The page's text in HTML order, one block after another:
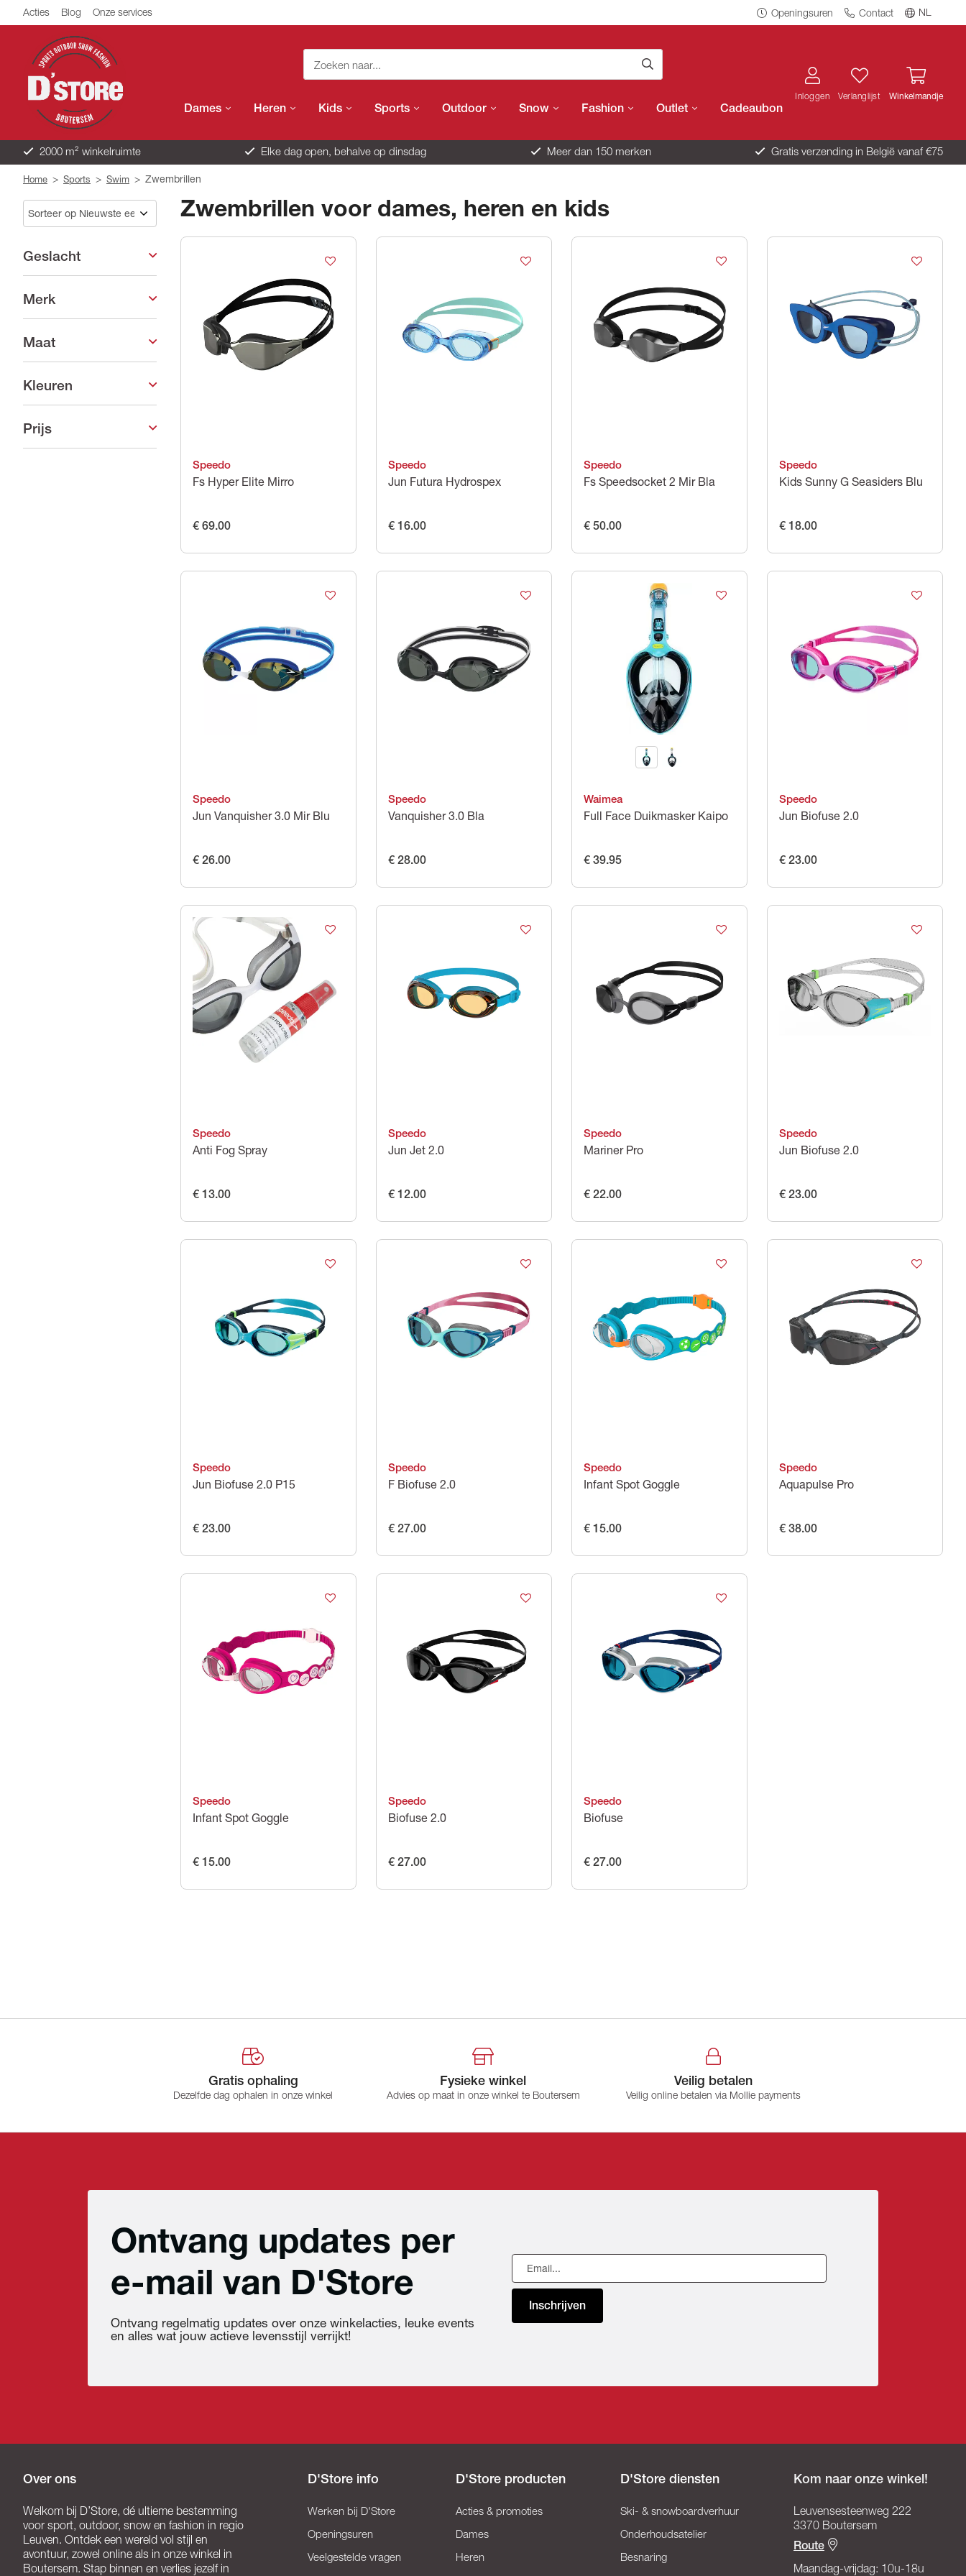
Acties Blog Onze services Openingsuren NL
Contact
Dames Heren Kids Sports Outdoor Snow Fashion Outlet Cadeaubon
Inloggen Verlanglijst Winkelmandje
2000 m² winkelruimte Elke dag open, behalve op dinsdag Meer dan 150 merken Gratis verzending in België vanaf €75
Home > Sports > Swim > Zwembrillen
Geslacht
Merk
Maat
Kleuren
Prijs
Zwembrillen voor dames, heren en kids
Speedo
Fs Hyper Elite Mirro
€ 69.00
Speedo
Jun Futura Hydrospex
€ 16.00
Speedo
Fs Speedsocket 2 Mir Bla
€ 50.00
Speedo
Kids Sunny G Seasiders Blu
€ 18.00
Speedo
Jun Vanquisher 3.0 Mir Blu
€ 26.00
Speedo
Vanquisher 3.0 Bla
€ 28.00
Waimea
Full Face Duikmasker Kaipo
€ 39.95
Speedo
Jun Biofuse 2.0
€ 23.00
Speedo
Anti Fog Spray
€ 13.00
Speedo
Jun Jet 2.0
€ 12.00
Speedo
Mariner Pro
€ 22.00
Speedo
Jun Biofuse 2.0
€ 23.00
Speedo
Jun Biofuse 2.0 P15
€ 23.00
Speedo
F Biofuse 2.0
€ 27.00
Speedo
Infant Spot Goggle
€ 15.00
Speedo
Aquapulse Pro
€ 38.00
Speedo
Infant Spot Goggle
€ 15.00
Speedo
Biofuse 2.0
€ 27.00
Speedo
Biofuse
€ 27.00
Gratis ophaling
Dezelfde dag ophalen in onze winkel
Fysieke winkel
Advies op maat in onze winkel te Boutersem
Veilig betalen
Veilig online betalen via Mollie payments
Ontvang updates per
e-mail van D'Store
Ontvang regelmatig updates over onze winkelacties, leuke events
en alles wat jouw actieve levensstijl verrijkt!
Inschrijven
Over ons
Welkom bij D’Store, dé ultieme bestemming
voor sport, outdoor, snow en fashion in regio
Leuven. Ontdek een wereld vol stijl en
avontuur, zowel online als in onze winkel in
Boutersem. Stap binnen en verlies jezelf in
D'Store info
Werken bij D'Store
Openingsuren
Veelgestelde vragen
D'Store producten
Acties & promoties
Dames
Heren
D'Store diensten
Ski- & snowboardverhuur
Onderhoudsatelier
Besnaring
Kom naar onze winkel!
Leuvensesteenweg 222
3370 Boutersem
Route
Maandag-vrijdag: 10u-18u